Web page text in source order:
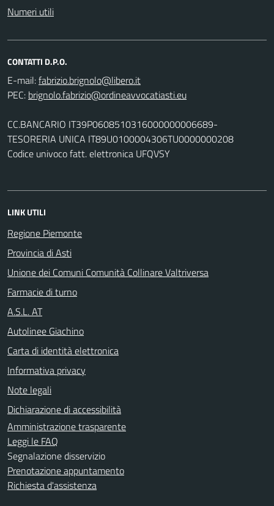
Numeri utili
CONTATTI D.P.O.
E-mail:
PEC:
CC.BANCARIO IT39P0608510316000000006689-
TESORERIA UNICA IT89U0100004306TU0000000208
Codice univoco fatt. elettronica UFQVSY
LINK UTILI
Regione Piemonte
Provincia di Asti
Unione dei Comuni Comunità Collinare Valtriversa
Farmacie di turno
A.S.L. AT
Autolinee Giachino
Carta di identità elettronica
Informativa privacy
Note legali
Dichiarazione di accessibilità
Amministrazione trasparente
Leggi le FAQ
Segnalazione disservizio
Prenotazione appuntamento
Richiesta d'assistenza